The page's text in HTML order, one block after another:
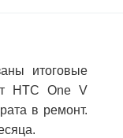
итоговые
HTC One V
в ремонт.